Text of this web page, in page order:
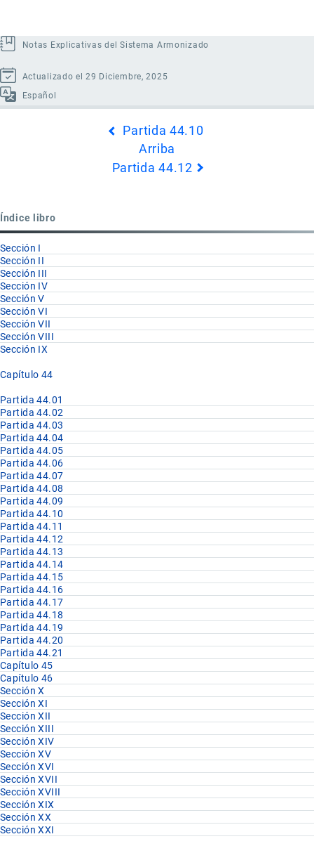
Notas Explicativas del Sistema Armonizado
Actualizado el 29 Diciembre, 2025
Español
44.11
Partida 44.10
Arriba
Partida 44.12
Índice libro
Sección I
Sección II
Sección III
Sección IV
Sección V
Sección VI
Sección VII
Sección VIII
Sección IX
Capítulo 44
Partida 44.01
Partida 44.02
Partida 44.03
Partida 44.04
Partida 44.05
Partida 44.06
Partida 44.07
Partida 44.08
Partida 44.09
Partida 44.10
Partida 44.11
Partida 44.12
Partida 44.13
Partida 44.14
Partida 44.15
Partida 44.16
Partida 44.17
Partida 44.18
Partida 44.19
Partida 44.20
Partida 44.21
Capítulo 45
Capítulo 46
Sección X
Sección XI
Sección XII
Sección XIII
Sección XIV
Sección XV
Sección XVI
Sección XVII
Sección XVIII
Sección XIX
Sección XX
Sección XXI